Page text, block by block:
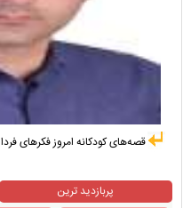
قصه‌های کودکانه امروز فکرهای فردا
پربازدید ترین